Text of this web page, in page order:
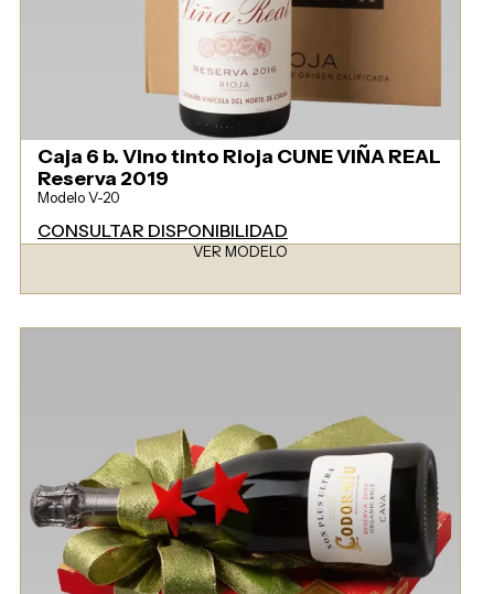
Caja 6 b. Vino tinto Rioja CUNE VIÑA REAL
Reserva 2019
Modelo V-20
CONSULTAR DISPONIBILIDAD
VER MODELO